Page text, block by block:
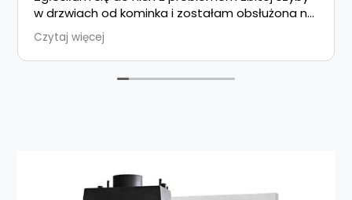
w drzwiach od kominka i zostałam obsłużona na
najwyższym poziomie.
Nowa szyba została szybko zamówiona i
perfekcyjnie dopasowana, a jej wymiana
przebiegła sprawnie i bez żadnych komplikacji.
polecam ten sklep każdemu, kto szuka solidnych
i rzetelnych specjalistów!
Czytaj więcej